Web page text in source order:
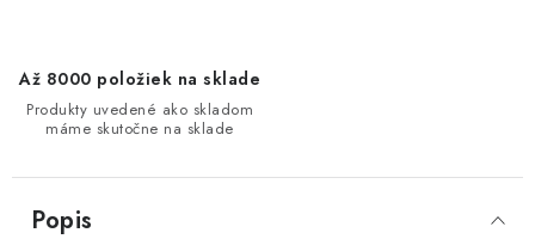
Až 8000 položiek na sklade
Produkty uvedené ako skladom
máme skutočne na sklade
Popis